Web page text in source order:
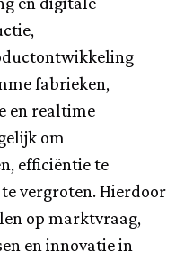
fabrieken,
en realtime
om
efficiëntie te
vergroten. Hierdoor
op marktvraag,
en innovatie in